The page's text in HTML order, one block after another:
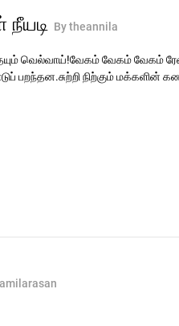
By theannila
வெல்வாய்!வேகம் வேகம் வேகம்
பறந்தன.சுற்றி நிற்கும் மக்களின்